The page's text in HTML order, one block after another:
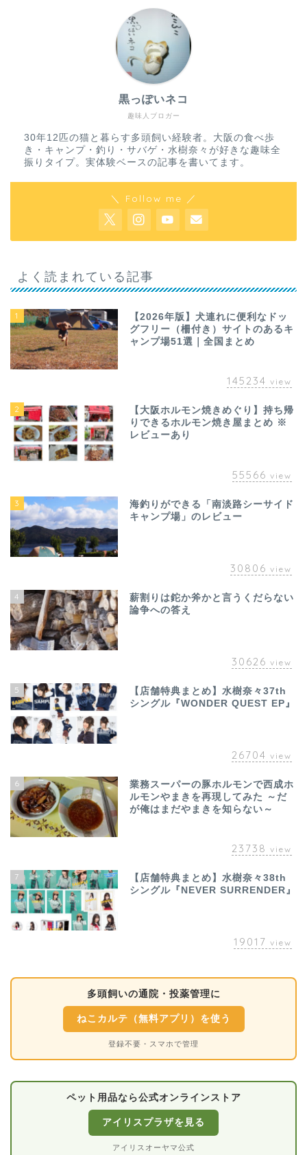
趣味人ブロガー
黒っぽいネコ
30年12匹の猫と暮らす多頭飼い経験者。大阪の食べ歩
き・キャンプ・釣り・サバゲ・水樹奈々が好きな趣味全
振りタイプ。実体験ベースの記事を書いてます。
＼ Follow me ／
よく読まれている記事
1
【2026年版】犬連れに便利なドッ
グフリー（柵付き）サイトのあるキ
ャンプ場51選｜全国まとめ
145234 view
2
【大阪ホルモン焼きめぐり】持ち帰
りできるホルモン焼き屋まとめ ※
レビューあり
55566 view
3
海釣りができる「南淡路シーサイド
キャンプ場」のレビュー
30806 view
4
薪割りは鉈か斧かと言うくだらない
論争への答え
30626 view
5
【店舗特典まとめ】水樹奈々37th
シングル『WONDER QUEST EP』
26704 view
6
業務スーパーの豚ホルモンで西成ホ
ルモンやまきを再現してみた ～だ
が俺はまだやまきを知らない～
23738 view
7
【店舗特典まとめ】水樹奈々38th
シングル『NEVER SURRENDER』
19017 view
多頭飼いの通院・投薬管理に
ねこカルテ（無料アプリ）を使う
登録不要・スマホで管理
ペット用品なら公式オンラインストア
アイリスプラザを見る
アイリスオーヤマ公式